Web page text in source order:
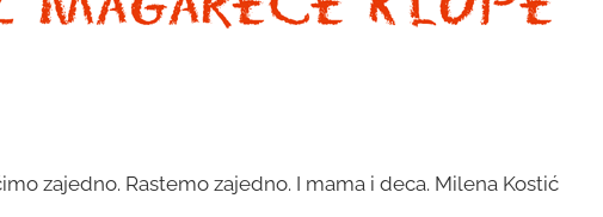
zajedno. Rastemo zajedno. I mama i deca. Milena Kostić